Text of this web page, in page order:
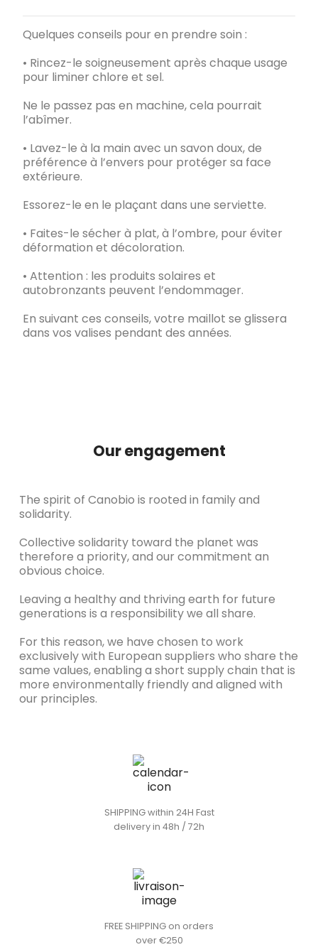
Quelques conseils pour en prendre soin :
• Rincez-le soigneusement après chaque usage
pour liminer chlore et sel.
Ne le passez pas en machine, cela pourrait
l’abîmer.
• Lavez-le à la main avec un savon doux, de
préférence à l’envers pour protéger sa face
extérieure.
Essorez-le en le plaçant dans une serviette.
• Faites-le sécher à plat, à l’ombre, pour éviter
déformation et décoloration.
• Attention : les produits solaires et
autobronzants peuvent l’endommager.
En suivant ces conseils, votre maillot se glissera
dans vos valises pendant des années.
Our engagement
The spirit of Canobio is rooted in family and
solidarity.
Collective solidarity toward the planet was
therefore a priority, and our commitment an
obvious choice.
Leaving a healthy and thriving earth for future
generations is a responsibility we all share.
For this reason, we have chosen to work
exclusively with European suppliers who share the
same values, enabling a short supply chain that is
more environmentally friendly and aligned with
our principles.
SHIPPING within 24H Fast
delivery in 48h / 72h
FREE SHIPPING on orders
over €250